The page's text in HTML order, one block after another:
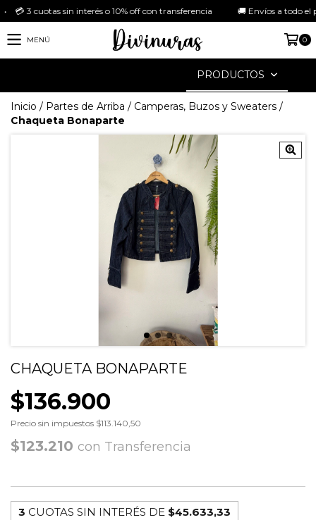
sin interés o 10% off con transferencia 🚚 Envíos a todo el
MENÚ 0
PRODUCTOS
Inicio / Partes de Arriba / Camperas, Buzos y Sweaters /
Chaqueta Bonaparte
CHAQUETA BONAPARTE
$136.900
Precio sin impuestos $113.140,50
$123.210 con Transferencia
3 CUOTAS SIN INTERÉS DE $45.633,33